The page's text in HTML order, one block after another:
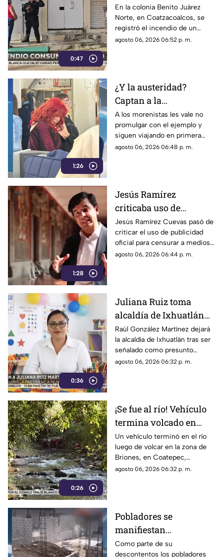
0:47
Coatzacoalcos (+VIDEO)
En la colonia Benito Juárez
Norte, en Coatzacoalcos, se
registró el incendio de un
vehículo, lo que movilizó a
agosto 06, 2026 06:52 p. m.
1:26
¿Y la austeridad?
Captan a la
gobernadora Layda
Sansores viajando en
primera clase a Madrid
A los morenistas les vale no
promulgar con el ejemplo y
siguen viajando en primera
clase a otros países.
agosto 06, 2026 06:48 p. m.
1:28
Jesús Ramírez
criticaba uso de
publicidad oficial para
censurar a medios, hoy
es pieza clave en
estrategia de censura
Jesús Ramírez Cuevas pasó de
criticar el uso de publicidad
oficial para censurar a medios
de comunicación, a ser pieza
agosto 06, 2026 06:44 p. m.
0:36
Juliana Ruiz toma
alcaldía de Ixhuatlán
para que Raúl González
enfrente investigación
por homicidio
Raúl González Martínez dejará
la alcaldía de Ixhuatlán tras ser
señalado como presunto
culpable por el homicidio de la
agosto 06, 2026 06:32 p. m.
0:26
¡Se fue al río! Vehículo
termina volcado en
Coatepec (+VIDEO)
Un vehículo terminó en el río
luego de volcar en la zona de
Briones, en Coatepec,
movilizando a elementos de
agosto 06, 2026 06:32 p. m.
Pobladores se
manifiestan
DERRIBANDO BARDA
Como parte de su
descontentos los pobladores